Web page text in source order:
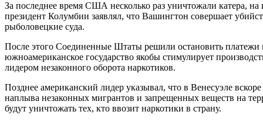
За последнее время США несколько раз уничтожали катера,
президент Колумбии заявлял, что Вашингтон совершает
рыболовецкие суда.
После этого Соединенные Штаты решили остановить платежи
южноамериканское государство якобы стимулирует
лидером незаконного оборота наркотиков.
Позднее американский лидер указывал, что в Венесуэле
наплыва незаконных мигрантов и запрещенных веществ на
будут уничтожать тех, кто ввозит наркотики в страну.